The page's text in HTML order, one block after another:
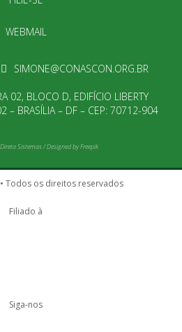
WEBMAIL
SIMONE@CONASCON.ORG.BR
02, BLOCO D, EDIFÍCIO LIBERTY
– BRASÍLIA – DF – CEP: 70712-904
Direta Sistemas/Designed by Freepik
Todos os direitos reservados
Filiado à
Siga-nos